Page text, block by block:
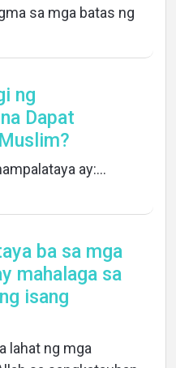
sa mga batas ng
ng
Dapat
ay:...
ba sa mga
mahalaga sa
isang
lahat ng mga